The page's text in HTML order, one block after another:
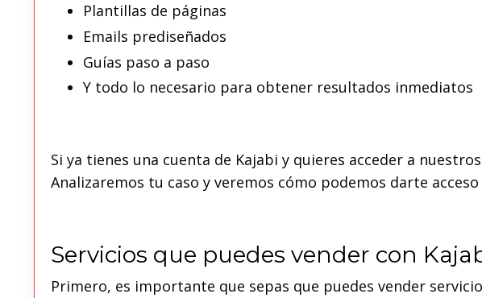
Plantillas de páginas
Emails prediseñados
Guías paso a paso
Y todo lo necesario para obtener resultados inmediatos
Si ya tienes una cuenta de Kajabi y quieres acceder a
Analizaremos tu caso y veremos cómo podemos darte
Servicios que puedes vender con
Primero, es importante que sepas que puedes vender